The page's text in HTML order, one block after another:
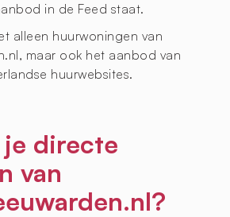
in de Feed staat.
alleen huurwoningen van
maar ook het aanbod van
huurwebsites.
directe
van